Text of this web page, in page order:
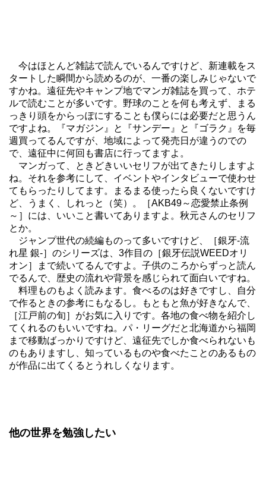
今はほとんど雑誌で読んでいるんですけど、新連載をス
タートした瞬間から読めるのが、一番の楽しみじゃないで
すかね。遠征先やキャンプ地でマンガ雑誌を買って、ホテ
ルで読むことが多いです。野球のことを何も考えず、まる
っきり頭をからっぽにすることも僕らには必要だと思うん
ですよね。『マガジン』と
『サンデー』
と『ゴラク』を毎
週買ってるんですが、地域によって発売日が違うのでの
で、遠征中に何回も書店に行ってますよ。
マンガって、ときどきいいセリフが出てきたりしますよ
ね。それを参考にして、イベントやインタビューで使わせ
てもらったりしてます。まるまる使ったら良くないですけ
ど、うまく、しれっと（笑）。［AKB49～恋愛禁止条例
～］には、いいこと書いてありますよ。秋元さんのセリフ
とか。
ジャンプ世代の続編ものって多いですけど、［銀牙-流
れ星 銀-］のシリーズは、3作目の［銀牙伝説WEEDオリ
オン］まで続いてるんですよ。子供のころからずっと読ん
でるんで、歴史の流れや背景を感じられて面白いですね。
料理ものもよく読みます。食べるのは好きですし、自分
で作るときの参考にもなるし。もともと魚が好きなんで、
［江戸前の旬］がお気に入りです。各地の食べ物を紹介し
てくれるのもいいですね。パ・リーグだと北海道から福岡
まで移動ばっかりですけど、遠征先でしか食べられないも
のもありますし、知っているものや食べたことのあるもの
が作品に出てくるとうれしくなります。
他の世界を勉強したい